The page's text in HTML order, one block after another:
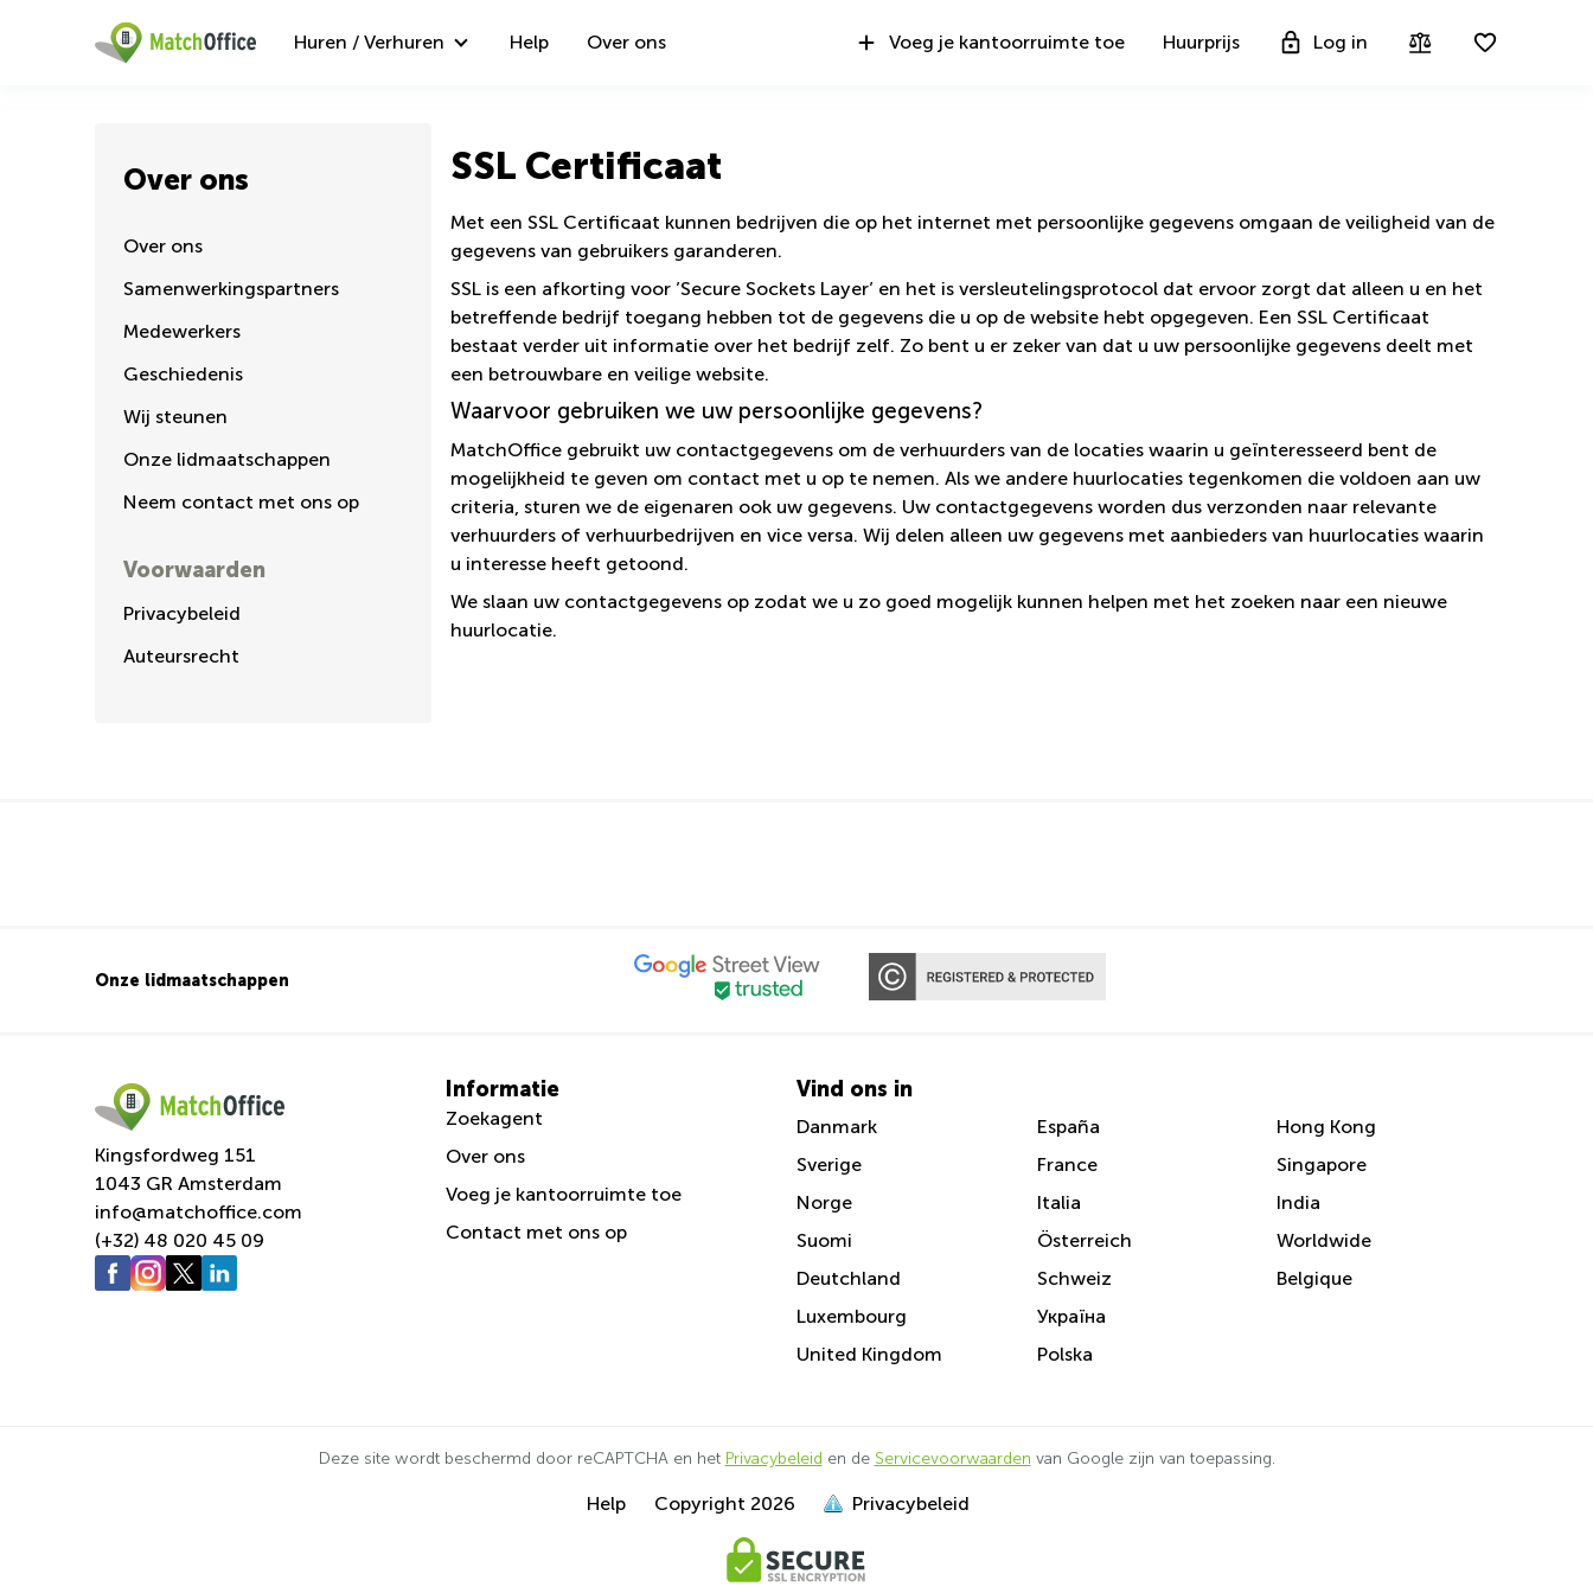
Huren / Verhuren Help Over ons Voeg je kantoorruimte toe Huurprijs Log in
Over ons
Over ons
Samenwerkingspartners
Medewerkers
Geschiedenis
Wij steunen
Onze lidmaatschappen
Neem contact met ons op
Voorwaarden
Privacybeleid
Auteursrecht
SSL Certificaat
Met een SSL Certificaat kunnen bedrijven die op het internet met persoonlijke gegevens omgaan de veiligheid van de
gegevens van gebruikers garanderen.
SSL is een afkorting voor ’Secure Sockets Layer’ en het is versleutelingsprotocol dat ervoor zorgt dat alleen u en het
betreffende bedrijf toegang hebben tot de gegevens die u op de website hebt opgegeven. Een SSL Certificaat
bestaat verder uit informatie over het bedrijf zelf. Zo bent u er zeker van dat u uw persoonlijke gegevens deelt met
een betrouwbare en veilige website.
Waarvoor gebruiken we uw persoonlijke gegevens?
MatchOffice gebruikt uw contactgegevens om de verhuurders van de locaties waarin u geïnteresseerd bent de
mogelijkheid te geven om contact met u op te nemen. Als we andere huurlocaties tegenkomen die voldoen aan uw
criteria, sturen we de eigenaren ook uw gegevens. Uw contactgegevens worden dus verzonden naar relevante
verhuurders of verhuurbedrijven en vice versa. Wij delen alleen uw gegevens met aanbieders van huurlocaties waarin
u interesse heeft getoond.
We slaan uw contactgegevens op zodat we u zo goed mogelijk kunnen helpen met het zoeken naar een nieuwe
huurlocatie.
Onze lidmaatschappen
Kingsfordweg 151
1043 GR Amsterdam
info@matchoffice.com
(+32) 48 020 45 09
Informatie
Zoekagent
Over ons
Voeg je kantoorruimte toe
Сontact met ons op
Vind ons in
Danmark
Sverige
Norge
Suomi
Deutchland
Luxembourg
United Kingdom
España
France
Italia
Österreich
Schweiz
Україна
Polska
Hong Kong
Singapore
India
Worldwide
Belgique
Deze site wordt beschermd door reCAPTCHA en het Privacybeleid en de Servicevoorwaarden van Google zijn van toepassing.
Help Copyright 2026 Privacybeleid